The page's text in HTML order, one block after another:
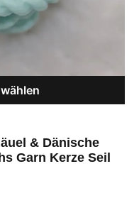
& Dänische
Garn Kerze Seil